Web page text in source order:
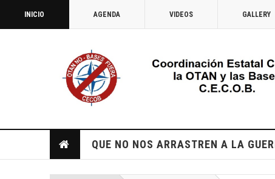
INICIO AGENDA VIDEOS GALLERY
QUE NO NOS ARRASTREN A LA